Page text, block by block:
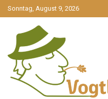
gehe
zum
Sonntag, August 9, 2026